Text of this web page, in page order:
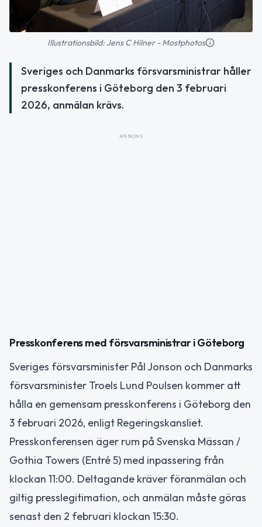
Illustrationsbild: Jens C Hilner - Mostphotos
Sveriges och Danmarks försvarsministrar håller
presskonferens i Göteborg den 3 februari
2026, anmälan krävs.
ANNONS
Presskonferens med försvarsministrar i Göteborg
Sveriges försvarsminister Pål Jonson och Danmarks
försvarsminister Troels Lund Poulsen kommer att
hålla en gemensam presskonferens i Göteborg den
3 februari 2026, enligt Regeringskansliet.
Presskonferensen äger rum på Svenska Mässan /
Gothia Towers (Entré 5) med inpassering från
klockan 11:00. Deltagande kräver föranmälan och
giltig presslegitimation, och anmälan måste göras
senast den 2 februari klockan 15:30.